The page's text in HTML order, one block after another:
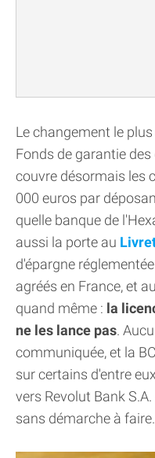
Le changement le
Fonds de garantie
couvre désormais les
000 euros par
quelle banque de
aussi la porte au
d'épargne
agréés en France, et
quand même : la
ne les lance pas.
communiquée, et la
sur certains d'entre
vers Revolut Bank
sans démarche à faire.